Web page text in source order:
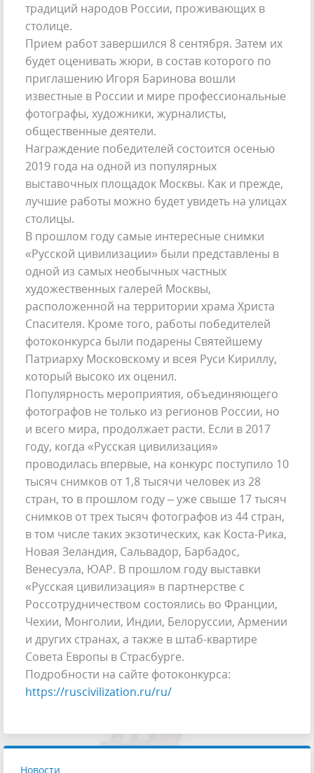
традиций народов России, проживающих в
столице.
Прием работ завершился 8 сентября. Затем их
будет оценивать жюри, в состав которого по
приглашению Игоря Баринова вошли
известные в России и мире профессиональные
фотографы, художники, журналисты,
общественные деятели.
Награждение победителей состоится осенью
2019 года на одной из популярных
выставочных площадок Москвы. Как и прежде,
лучшие работы можно будет увидеть на улицах
столицы.
В прошлом году самые интересные снимки
«Русской цивилизации» были представлены в
одной из самых необычных частных
художественных галерей Москвы,
расположенной на территории храма Христа
Спасителя. Кроме того, работы победителей
фотоконкурса были подарены Святейшему
Патриарху Московскому и всея Руси Кириллу,
который высоко их оценил.
Популярность мероприятия, объединяющего
фотографов не только из регионов России, но
и всего мира, продолжает расти. Если в 2017
году, когда «Русская цивилизация»
проводилась впервые, на конкурс поступило 10
тысяч снимков от 1,8 тысячи человек из 28
стран, то в прошлом году – уже свыше 17 тысяч
снимков от трех тысяч фотографов из 44 стран,
в том числе таких экзотических, как Коста-Рика,
Новая Зеландия, Сальвадор, Барбадос,
Венесуэла, ЮАР. В прошлом году выставки
«Русская цивилизация» в партнерстве с
Россотрудничеством состоялись во Франции,
Чехии, Монголии, Индии, Белоруссии, Армении
и других странах, а также в штаб-квартире
Совета Европы в Страсбурге.
Подробности на сайте фотоконкурса:
https://ruscivilization.ru/ru/
Новости